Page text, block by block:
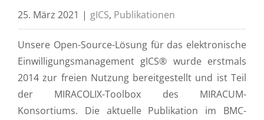
25. März 2021 | gICS, Publikationen
Unsere Open-Source-Lösung für das elektronische
Einwilligungsmanagement gICS® wurde erstmals
2014 zur freien Nutzung bereitgestellt und ist Teil
der MIRACOLIX-Toolbox des MIRACUM-
Konsortiums. Die aktuelle Publikation im BMC-